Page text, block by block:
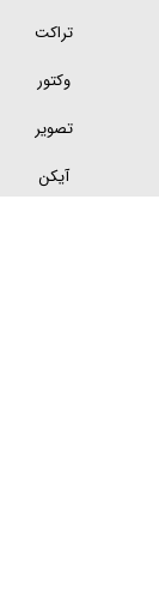
تراکت
وکتور
تصویر
آیکن